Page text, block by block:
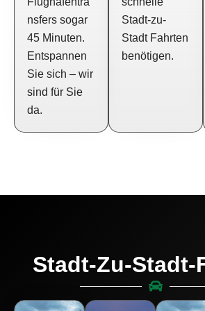
nsfers sogar
45 Minuten.
Entspannen
Sie sich – wir
sind für Sie
da.
Stadt-zu-
Stadt Fahrten
benötigen.
Stadt-Zu-Stadt-